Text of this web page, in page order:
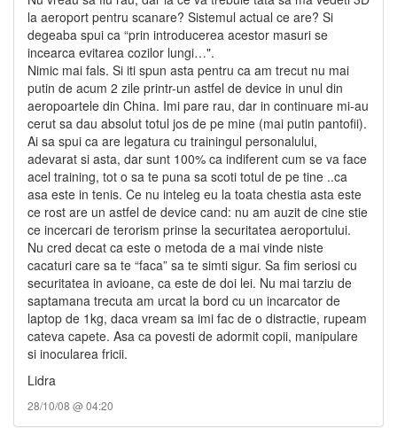
la aeroport pentru scanare? Sistemul actual ce are? Si
degeaba spui ca “prin introducerea acestor masuri se
incearca evitarea cozilor lungi…".
Nimic mai fals. Si iti spun asta pentru ca am trecut nu mai
putin de acum 2 zile printr-un astfel de device in unul din
aeropoartele din China. Imi pare rau, dar in continuare mi-au
cerut sa dau absolut totul jos de pe mine (mai putin pantofii).
Ai sa spui ca are legatura cu trainingul personalului,
adevarat si asta, dar sunt 100% ca indiferent cum se va face
acel training, tot o sa te puna sa scoti totul de pe tine ..ca
asa este in tenis. Ce nu inteleg eu la toata chestia asta este
ce rost are un astfel de device cand: nu am auzit de cine stie
ce incercari de terorism prinse la securitatea aeroportului.
Nu cred decat ca este o metoda de a mai vinde niste
cacaturi care sa te “faca” sa te simti sigur. Sa fim seriosi cu
securitatea in avioane, ca este de doi lei. Nu mai tarziu de
saptamana trecuta am urcat la bord cu un incarcator de
laptop de 1kg, daca vream sa imi fac de o distractie, rupeam
cateva capete. Asa ca povesti de adormit copii, manipulare
si inocularea fricii.
Lidra
28/10/08 @ 04:20